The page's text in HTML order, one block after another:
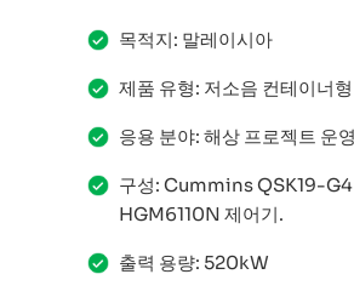
목적지: 말레이시아
제품 유형: 저소음 컨테이너
응용 분야: 해상 프로젝트 운영
구성: Cummins QSK19-
HGM6110N 제어기.
출력 용량: 520kW